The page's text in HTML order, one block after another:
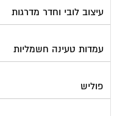
עיצוב לובי וחדר מדרגות
עמדות טעינה חשמליות
פוליש